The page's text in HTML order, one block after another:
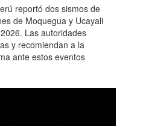
reportó dos sismos de
de Moquegua y Ucayali
Las autoridades
y recomiendan a la
ante estos eventos